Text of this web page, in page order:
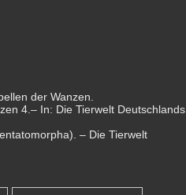
der Wanzen.
4.– In: Die Tierwelt Deutschlands,
– Die Tierwelt